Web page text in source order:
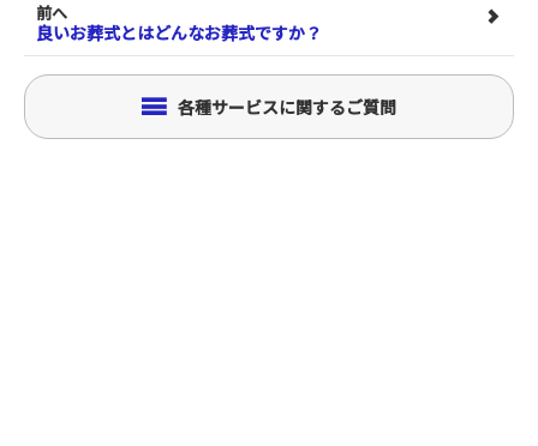
前へ
良いお葬式とはどんなお葬式ですか？
各種サービスに関するご質問